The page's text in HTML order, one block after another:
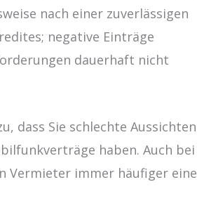
nach einer zuverlässigen
negative Einträge
dauerhaft nicht
dass Sie schlechte Aussichten
haben. Auch bei
Vermieter immer häufiger eine